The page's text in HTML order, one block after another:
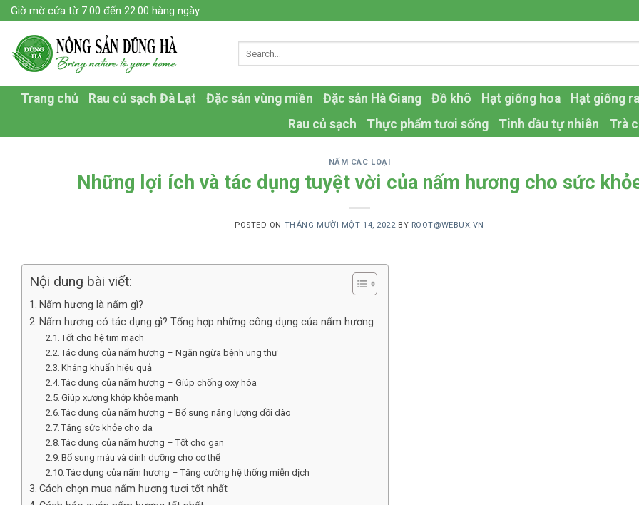
Skip
to
content
Giờ mờ cửa từ 7:00 đến 22:00 hàng ngày
Trang chủ Rau củ sạch Đà Lạt Đặc sản vùng miền Đặc sản Hà Giang Đồ khô Hạt giống hoa Hạt giống
Rau củ sạch
Thực phẩm tươi sống Tinh dầu tự nhiên Trà
NẤM CÁC LOẠI
Những lợi ích và tác dụng tuyệt vời của nấm hương cho sức
POSTED ON THÁNG MƯỜI MỘT 14, 2022 BY ROOT@WEBUX.VN
Nội dung bài viết:
Nấm hương là nấm gì?
Nấm hương có tác dụng gì? Tổng hợp những công dụng của nấm hương
Tốt cho hệ tim mạch
Tác dụng của nấm hương – Ngăn ngừa bệnh ung thư
Kháng khuẩn hiệu quả
Tác dụng của nấm hương – Giúp chống oxy hóa
Giúp xương khớp khỏe mạnh
Tác dụng của nấm hương – Bổ sung năng lượng dồi dào
Tăng sức khỏe cho da
Tác dụng của nấm hương – Tốt cho gan
Bổ sung máu và dinh dưỡng cho cơ thể
Tác dụng của nấm hương – Tăng cường hệ thống miễn dịch
Cách chọn mua nấm hương tươi tốt nhất